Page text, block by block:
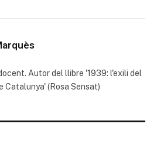
Autor del llibre '1939: l'exili del
Catalunya' (Rosa Sensat)